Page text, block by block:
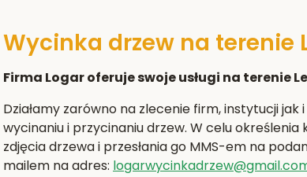
Wycinka drzew na terenie
Firma Logar oferuje swoje usługi na terenie
Działamy zarówno na zlecenie firm, instytucji
wycinaniu i przycinaniu drzew. W celu
zdjęcia drzewa i przesłania go MMS-em na
mailem na adres: